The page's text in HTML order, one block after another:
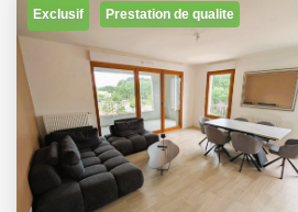
Exclusif Prestation de qualite